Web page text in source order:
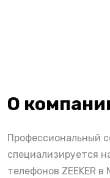
О
Профессиональный
специализируется
телефонов ZEEKER